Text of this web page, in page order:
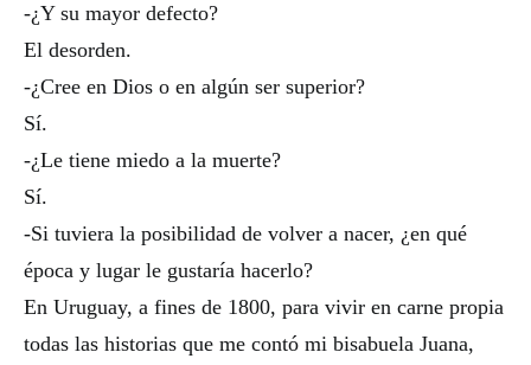
-¿Y su mayor defecto?
El desorden.
-¿Cree en Dios o en algún ser superior?
Sí.
-¿Le tiene miedo a la muerte?
Sí.
-Si tuviera la posibilidad de volver a nacer, ¿en qué
época y lugar le gustaría hacerlo?
En Uruguay, a fines de 1800, para vivir en carne propia
todas las historias que me contó mi bisabuela Juana,